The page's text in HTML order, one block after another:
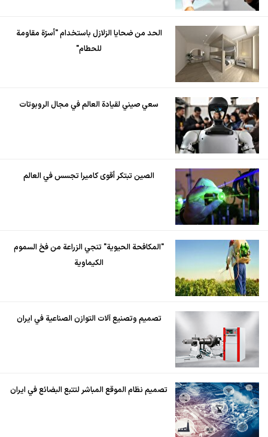
الحد من ضحايا الزلازل باستخدام "أسرّة مقاومة
للحطام"
سعي صيني لقيادة العالم في مجال الروبوتات
الصين تبتكر أقوى كاميرا تجسس في العالم
"المكافحة الحيوية" تنجي الزراعة من فخ السموم
الكيماوية
تصميم وتصنيع آلات التوازن الصناعية في ايران
تصميم نظام الموقع المباشر لتتبع البضائع في ايران